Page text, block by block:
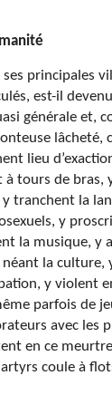
ses principales
est-il
générale et,
lâcheté,
lieu
à tours de bras,
tranchent la
y
la musique, y
néant la
y violent
parfois de
avec les
en ce
coule à